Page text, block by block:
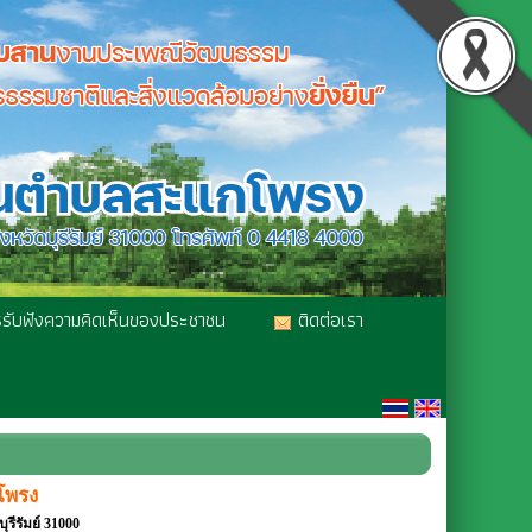
บฟังความคิดเห็นของประชาชน
ติดต่อเรา
รง
รัมย์ 31000